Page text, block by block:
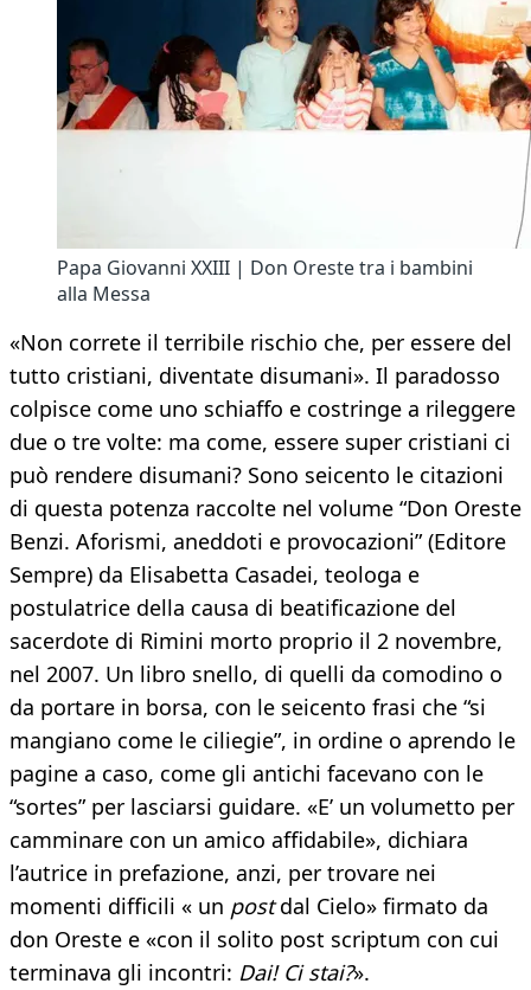
Papa Giovanni XXIII | Don Oreste tra i bambini
alla Messa
«Non correte il terribile rischio che, per essere del
tutto cristiani, diventate disumani». Il paradosso
colpisce come uno schiaffo e costringe a rileggere
due o tre volte: ma come, essere super cristiani ci
può rendere disumani? Sono seicento le citazioni
di questa potenza raccolte nel volume “Don Oreste
Benzi. Aforismi, aneddoti e provocazioni” (Editore
Sempre) da Elisabetta Casadei, teologa e
postulatrice della causa di beatificazione del
sacerdote di Rimini morto proprio il 2 novembre,
nel 2007. Un libro snello, di quelli da comodino o
da portare in borsa, con le seicento frasi che “si
mangiano come le ciliegie”, in ordine o aprendo le
pagine a caso, come gli antichi facevano con le
“sortes” per lasciarsi guidare. «E’ un volumetto per
camminare con un amico affidabile», dichiara
l’autrice in prefazione, anzi, per trovare nei
momenti difficili « un postdal Cielo» firmato da
don Oreste e «con il solito post scriptum con cui
terminava gli incontri: Dai! Ci stai?».